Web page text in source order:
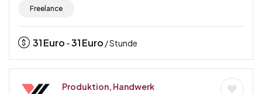
Freelance
31Euro -31Euro / Stunde
Produktion, Handwerk